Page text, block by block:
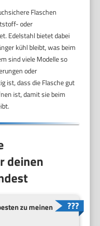
Flaschen
oder
Edelstahl bietet dabei
kühl bleibt, was beim
sind viele Modelle so
oder
ist, dass die Flasche gut
ist, damit sie beim
deinen
zu meinen